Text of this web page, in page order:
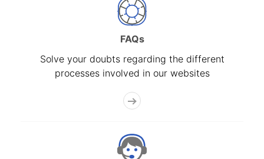
FAQs
Solve your doubts regarding the different
processes involved in our websites